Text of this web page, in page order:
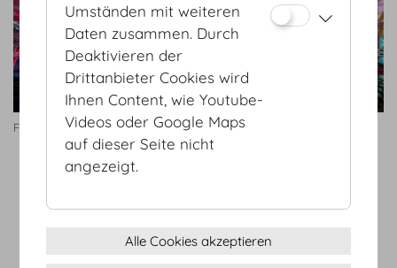
Festsaal Festsaal
AGB
Datenschutz
Umständen mit weiteren
Daten zusammen. Durch
Deaktivieren der
Drittanbieter Cookies wird
Ihnen Content, wie Youtube-
Videos oder Google Maps
auf dieser Seite nicht
angezeigt.
Alle Cookies akzeptieren